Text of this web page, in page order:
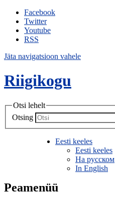
Facebook
Twitter
Youtube
RSS
Jäta navigatsioon vahele
Riigikogu
Otsi lehelt
Otsing
Eesti keeles
Eesti keeles
На русском
In English
Peamenüü